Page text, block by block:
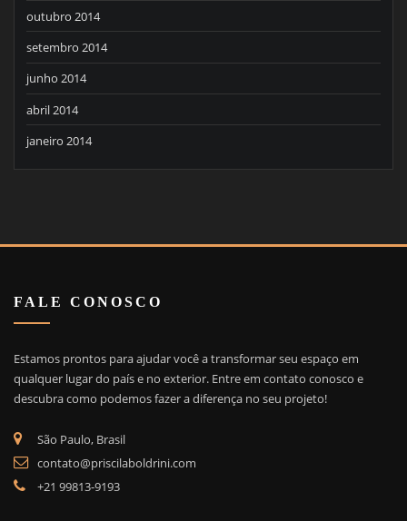
outubro 2014
setembro 2014
junho 2014
abril 2014
janeiro 2014
FALE CONOSCO
Estamos prontos para ajudar você a transformar seu espaço em
qualquer lugar do país e no exterior. Entre em contato conosco e
descubra como podemos fazer a diferença no seu projeto!
São Paulo, Brasil
contato@priscilaboldrini.com
+21 99813-9193